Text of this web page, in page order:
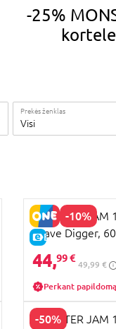
-25%
Prekės ženklas
Visi
-10%
E-KAINA
MONSTER JAM
Grave Digger,
44,99 €
49,99 €
Perkant
-50%
MONSTER JAM